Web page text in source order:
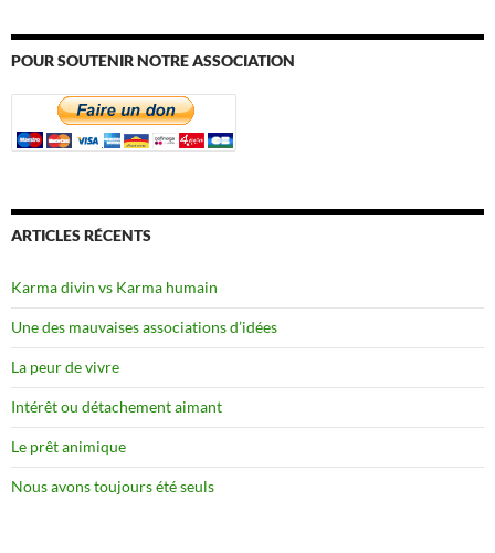
POUR SOUTENIR NOTRE ASSOCIATION
ARTICLES RÉCENTS
Karma divin vs Karma humain
Une des mauvaises associations d’idées
La peur de vivre
Intérêt ou détachement aimant
Le prêt animique
Nous avons toujours été seuls